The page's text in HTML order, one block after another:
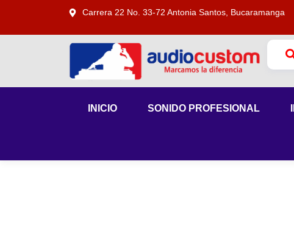
Carrera 22 No. 33-72 Antonia Santos, Bucaramanga
INICIO SONIDO PROFESIONAL